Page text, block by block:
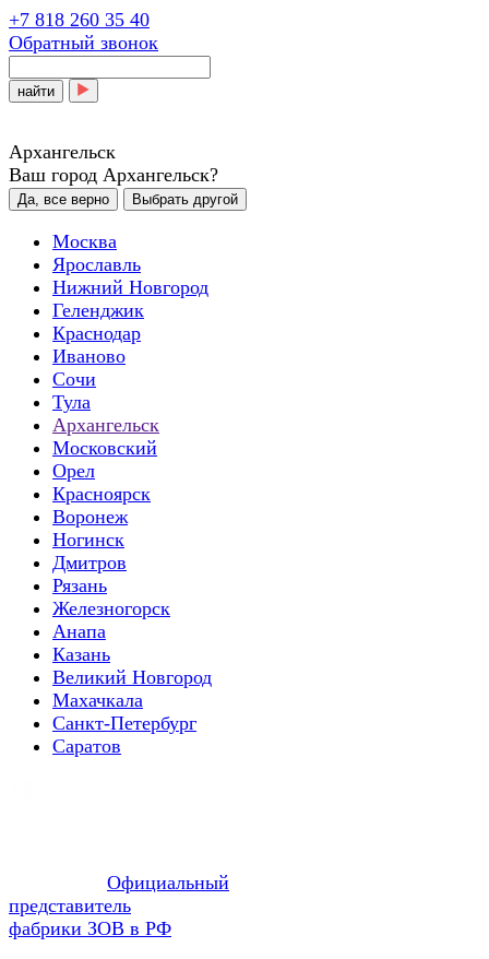
+7 818 260 35 40
Обратный звонок
найти
Архангельск
Ваш город Архангельск?
Да, все верно Выбрать другой
Москва
Ярославль
Нижний Новгород
Геленджик
Краснодар
Иваново
Сочи
Тула
Архангельск
Московский
Орел
Красноярск
Воронеж
Ногинск
Дмитров
Рязань
Железногорск
Анапа
Казань
Великий Новгород
Махачкала
Санкт-Петербург
Саратов
Официальный
представитель
фабрики ЗОВ в РФ